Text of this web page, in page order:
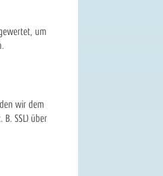
um
wir dem
B. SSL) über